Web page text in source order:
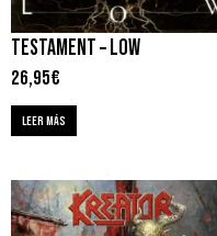
TESTAMENT – LOW
26,95€
LEER MÁS